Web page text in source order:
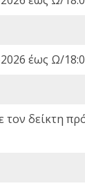
έως Ω/
δείκτη